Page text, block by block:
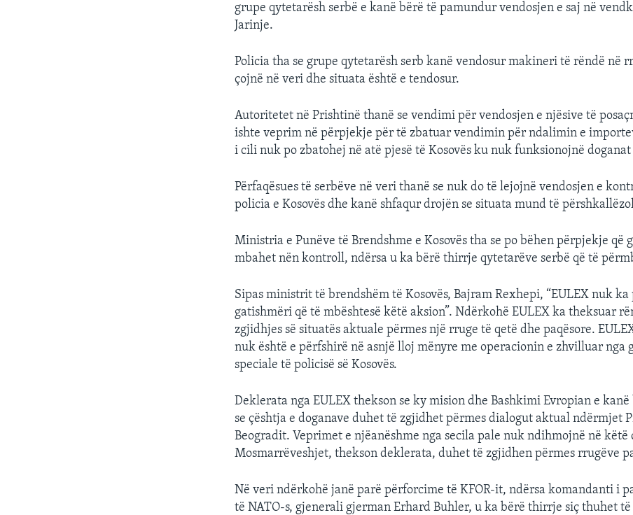
grupe qytetarësh serbë e kanë bërë të pamundur vendosjen e saj në
Jarinje.
Policia tha se grupe qytetarësh serb kanë vendosur makineri të rëndë në
çojnë në veri dhe situata është e tendosur.
Autoritetet në Prishtinë thanë se vendimi për vendosjen e njësive të
ishte veprim në përpjekje për të zbatuar vendimin për ndalimin e
i cili nuk po zbatohej në atë pjesë të Kosovës ku nuk funksionojnë
Përfaqësues të serbëve në veri thanë se nuk do të lejojnë vendosjen e
policia e Kosovës dhe kanë shfaqur drojën se situata mund të
Ministria e Punëve të Brendshme e Kosovës tha se po bëhen përpjekje që
mbahet nën kontroll, ndërsa u ka bërë thirrje qytetarëve serbë që të
Sipas ministrit të brendshëm të Kosovës, Bajram Rexhepi, “EULEX nuk ka
gatishmëri që të mbështesë këtë aksion”. Ndërkohë EULEX ka theksuar
zgjidhjes së situatës aktuale përmes një rruge të qetë dhe paqësore.
nuk është e përfshirë në asnjë lloj mënyre me operacionin e zhvilluar nga
speciale të policisë së Kosovës.
Deklerata nga EULEX thekson se ky mision dhe Bashkimi Evropian e
se çështja e doganave duhet të zgjidhet përmes dialogut aktual ndërmjet
Beogradit. Veprimet e njëanëshme nga secila pale nuk ndihmojnë në këtë
Mosmarrëveshjet, thekson deklerata, duhet të zgjidhen përmes rrugëve
Në veri ndërkohë janë parë përforcime të KFOR-it, ndërsa komandanti i
të NATO-s, gjenerali gjerman Erhard Buhler, u ka bërë thirrje siç thuhet